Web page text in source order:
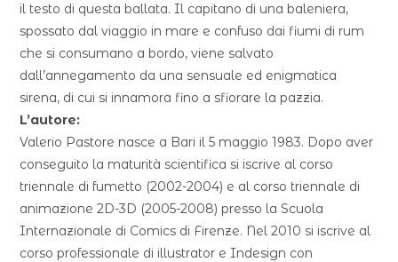
il testo di questa ballata. Il capitano di una baleniera,
spossato dal viaggio in mare e confuso dai fiumi di rum
che si consumano a bordo, viene salvato
dall’annegamento da una sensuale ed enigmatica
sirena, di cui si innamora fino a sfiorare la pazzia.
L’autore:
Valerio Pastore nasce a Bari il 5 maggio 1983. Dopo aver
conseguito la maturità scientifica si iscrive al corso
triennale di fumetto (2002-2004) e al corso triennale di
animazione 2D-3D (2005-2008) presso la Scuola
Internazionale di Comics di Firenze. Nel 2010 si iscrive al
corso professionale di illustrator e Indesign con